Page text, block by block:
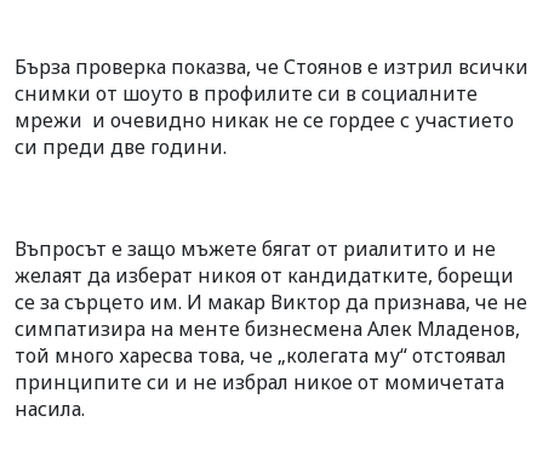
Бърза проверка показва, че Стоянов е изтрил всички
снимки от шоуто в профилите си в социалните
мрежи и очевидно никак не се гордее с участието
си преди две години.
Въпросът е защо мъжете бягат от риалитито и не
желаят да изберат никоя от кандидатките, борещи
се за сърцето им. И макар Виктор да признава, че не
симпатизира на менте бизнесмена Алек Младенов,
той много харесва това, че „колегата му“ отстоявал
принципите си и не избрал никое от момичетата
насила.